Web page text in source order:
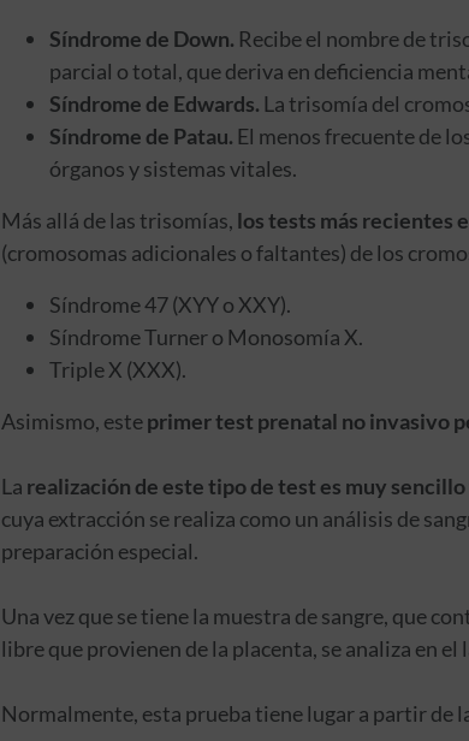
Síndrome de Down. Recibe el nombre de
parcial o total, que deriva en deficiencia
Síndrome de Edwards. La trisomía del
Síndrome de Patau. El menos frecuente de
órganos y sistemas vitales.
Más allá de las trisomías, los tests más recientes
(cromosomas adicionales o faltantes) de los
Síndrome 47 (XYY o XXY).
Síndrome Turner o Monosomía X.
Triple X (XXX).
Asimismo, esteprimer test prenatal no invasivo
La realización de este tipo de test es muy sencillo
cuya extracción se realiza como un análisis de
preparación especial.
Una vez que se tiene la muestra de sangre, que
libre que provienen de la placenta, se analiza en
Normalmente, esta prueba tiene lugar a partir de